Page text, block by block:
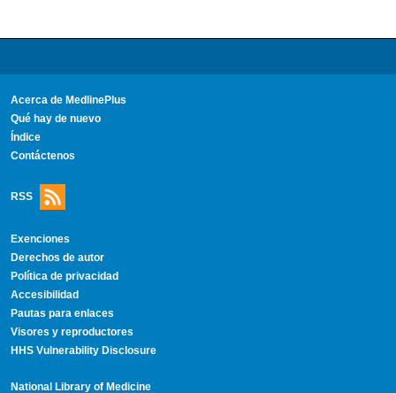
Acerca de MedlinePlus
Qué hay de nuevo
Índice
Contáctenos
RSS
Exenciones
Derechos de autor
Política de privacidad
Accesibilidad
Pautas para enlaces
Visores y reproductores
HHS Vulnerability Disclosure
National Library of Medicine